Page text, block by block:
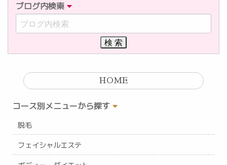
ブログ内検索
HOME
コース別メニューから探す
脱毛
フェイシャルエステ